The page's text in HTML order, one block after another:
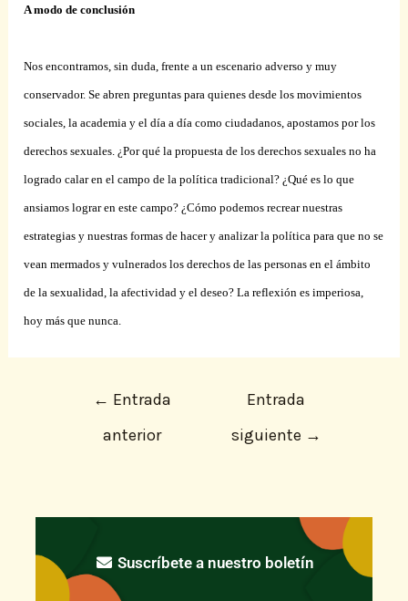
A modo de conclusión
Nos encontramos, sin duda, frente a un escenario adverso y muy
conservador. Se abren preguntas para quienes desde los movimientos
sociales, la academia y el día a día como ciudadanos, apostamos por los
derechos sexuales. ¿Por qué la propuesta de los derechos sexuales no ha
logrado calar en el campo de la política tradicional? ¿Qué es lo que
ansiamos lograr en este campo? ¿Cómo podemos recrear nuestras
estrategias y nuestras formas de hacer y analizar la política para que no se
vean mermados y vulnerados los derechos de las personas en el ámbito
de la sexualidad, la afectividad y el deseo? La reflexión es imperiosa,
hoy más que nunca.
← Entrada
anterior
Entrada
siguiente →
Suscríbete a nuestro boletín